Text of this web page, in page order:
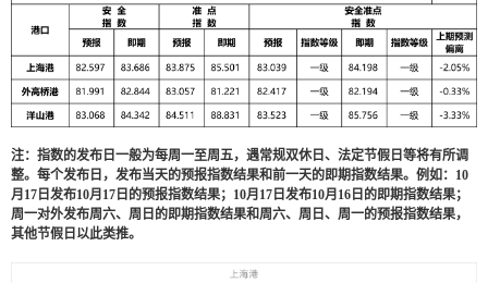
注：指数的发布日一般为每周一至周五，遇常规双休日、法定节假日等将有所调
整。每个发布日，发布当天的预报指数结果和前一天的即期指数结果。例如： 10
月 17 日发布10月 17 日的预报指数结果； 10月 17 日发布10月 16 日的即期指数结果；
周一对外发布周六、周日的即期指数结果和周六、周日、周一的预报指数结果，
其他节假日以此类推。